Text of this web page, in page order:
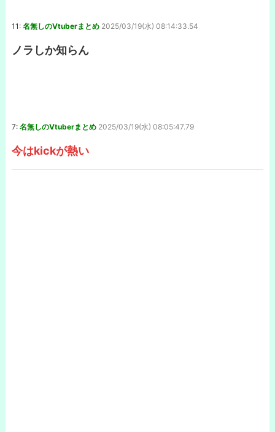
11: 名無しのVtuberまとめ 2025/03/19(水) 08:14:33.54
ノラしか知らん
7: 名無しのVtuberまとめ 2025/03/19(水) 08:05:47.79
今はkickが熱い